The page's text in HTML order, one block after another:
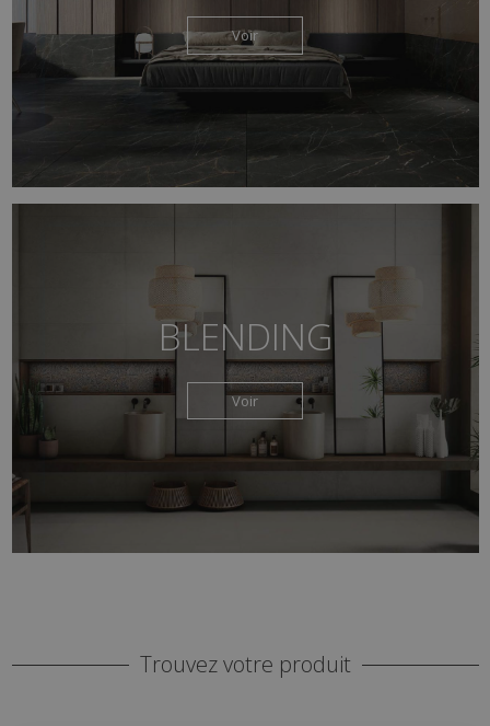
Voir
BLENDING
Voir
Trouvez votre produit